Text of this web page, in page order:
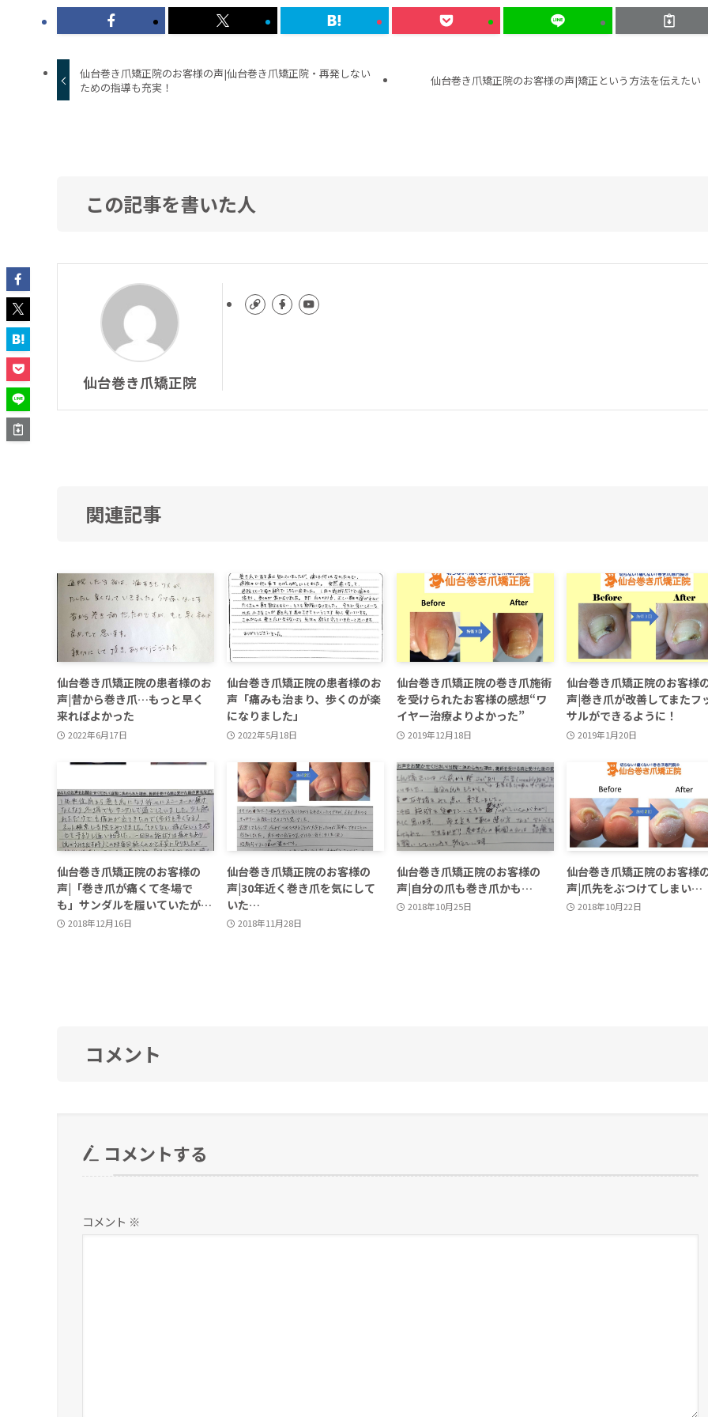
仙台巻き爪矯正院のお客様の声|仙台巻き爪矯正院・再発しない
ための指導も充実！
仙台巻き爪矯正院のお客様の声|矯正という方法を伝えたい
この記事を書いた人
仙台巻き爪矯正院
関連記事
仙台巻き爪矯正院の患者様のお
声|昔から巻き爪…もっと早く
来ればよかった
2022年6月17日
仙台巻き爪矯正院の患者様のお
声「痛みも治まり、歩くのが楽
になりました」
2022年5月18日
仙台巻き爪矯正院の巻き爪施術
を受けられたお客様の感想“ワ
イヤー治療よりよかった”
2019年12月18日
仙台巻き爪矯正院のお客様
声|巻き爪が改善してまたフ
サルができるように！
2019年1月20日
仙台巻き爪矯正院のお客様の
声|「巻き爪が痛くて冬場で
も」サンダルを履いていたが…
2018年12月16日
仙台巻き爪矯正院のお客様の
声|30年近く巻き爪を気にして
いた…
2018年11月28日
仙台巻き爪矯正院のお客様の
声|自分の爪も巻き爪かも…
2018年10月25日
仙台巻き爪矯正院のお客様
声|爪先をぶつけてしまい…
2018年10月22日
コメント
コメントする
コメント ※